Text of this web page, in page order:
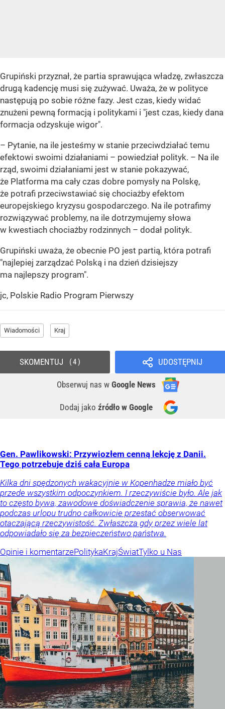
Grupiński przyznał, że partia sprawująca władzę, zwłaszcza
drugą kadencję musi się zużywać. Uważa, że w polityce
następują po sobie różne fazy. Jest czas, kiedy widać
znużeni pewną formacją i politykami i "jest czas, kiedy dana
formacja odzyskuje wigor".
– Pytanie, na ile jesteśmy w stanie przeciwdziałać temu
efektowi swoimi działaniami – powiedział polityk. – Na ile
rząd, swoimi działaniami jest w stanie pokazywać,
że Platforma ma cały czas dobre pomysły na Polskę,
że potrafi przeciwstawiać się chociażby efektom
europejskiego kryzysu gospodarczego. Na ile potrafimy
rozwiązywać problemy, na ile dotrzymujemy słowa
w kwestiach chociażby rodzinnych – dodał polityk.
Grupiński uważa, że obecnie PO jest partią, która potrafi
"najlepiej zarządzać Polską i na dzień dzisiejszy
ma najlepszy program".
jc, Polskie Radio Program Pierwszy
Wiadomości Kraj
UDOSTĘPNIJ
Obserwuj nas w Google News
Dodaj jako źródło w Google
SKOMENTUJ 4
Gen. Pawlikowski: Przywiozłem cenną lekcję z Danii.
Tego potrzebuje dziś cała Europa
Kilka dni spędzonych wakacyjnie w Kopenhadze miało być
przede wszystkim odpoczynkiem. I rzeczywiście było. Ale jak
to często bywa, zawodowe doświadczenie sprawia, że nawet
podczas urlopu trudno całkowicie przestać obserwować
otaczającą rzeczywistość. Zwłaszcza gdy przez wiele lat
odpowiadało się za bezpieczeństwo państwa.
Opinie i komentarzePolitykaKrajŚwiatTylko u Nas